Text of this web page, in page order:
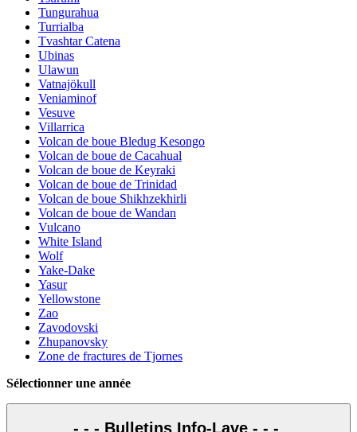
Tungurahua
Turrialba
Tvashtar Catena
Ubinas
Ulawun
Vatnajökull
Veniaminof
Vesuve
Villarrica
Volcan de boue Bledug Kesongo
Volcan de boue de Cacahual
Volcan de boue de Keyraki
Volcan de boue de Trinidad
Volcan de boue Shikhzekhirli
Volcan de boue de Wandan
Vulcano
White Island
Wolf
Yake-Dake
Yasur
Yellowstone
Zao
Zavodovski
Zhupanovsky
Zone de fractures de Tjornes
Sélectionner une année
- - - Bulletins Info-Lave - - -